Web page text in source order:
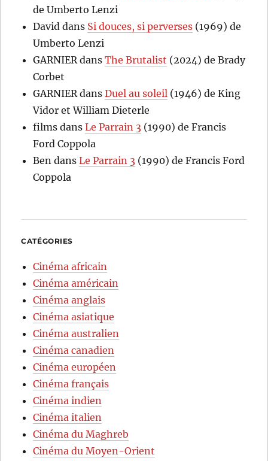
de Umberto Lenzi
David dans Si douces, si perverses (1969) de
Umberto Lenzi
GARNIERdansThe Brutalist (2024) de Brady
Corbet
GARNIERdansDuel au soleil (1946) de King
Vidor et William Dieterle
films dansLe Parrain 3 (1990) de Francis
Ford Coppola
Ben dansLe Parrain 3 (1990) de Francis Ford
Coppola
CATÉGORIES
Cinéma africain
Cinéma américain
Cinéma anglais
Cinéma asiatique
Cinéma australien
Cinéma canadien
Cinéma européen
Cinéma français
Cinéma indien
Cinéma italien
Cinéma du Maghreb
Cinéma du Moyen-Orient